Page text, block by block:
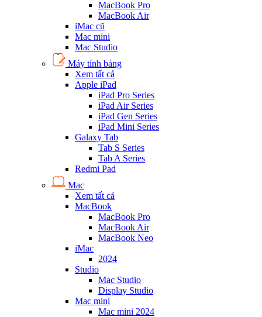
MacBook Pro
MacBook Air
iMac cũ
Mac mini
Mac Studio
Máy tính bảng
Xem tất cả
Apple iPad
iPad Pro Series
iPad Air Series
iPad Gen Series
iPad Mini Series
Galaxy Tab
Tab S Series
Tab A Series
Redmi Pad
Mac
Xem tất cả
MacBook
MacBook Pro
MacBook Air
MacBook Neo
iMac
2024
Studio
Mac Studio
Display Studio
Mac mini
Mac mini 2024